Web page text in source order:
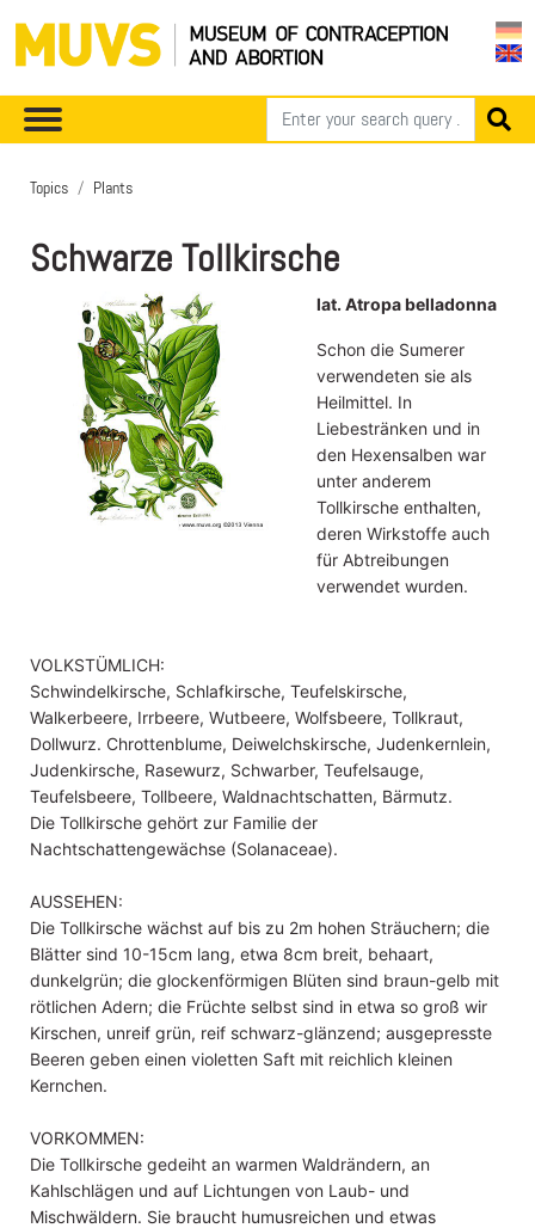
Topics Plants
Schwarze Tollkirsche
lat. Atropa belladonna
Schon die Sumerer
verwendeten sie als
Heilmittel. In
Liebestränken und in
den Hexensalben war
unter anderem
Tollkirsche enthalten,
deren Wirkstoffe auch
für Abtreibungen
verwendet wurden.
VOLKSTÜMLICH:
Schwindelkirsche, Schlafkirsche, Teufelskirsche,
Walkerbeere, Irrbeere, Wutbeere, Wolfsbeere, Tollkraut,
Dollwurz. Chrottenblume, Deiwelchskirsche, Judenkernlein,
Judenkirsche, Rasewurz, Schwarber, Teufelsauge,
Teufelsbeere, Tollbeere, Waldnachtschatten, Bärmutz.
Die Tollkirsche gehört zur Familie der
Nachtschattengewächse (Solanaceae).
AUSSEHEN:
Die Tollkirsche wächst auf bis zu 2m hohen Sträuchern; die
Blätter sind 10-15cm lang, etwa 8cm breit, behaart,
dunkelgrün; die glockenförmigen Blüten sind braun-gelb mit
rötlichen Adern; die Früchte selbst sind in etwa so groß wir
Kirschen, unreif grün, reif schwarz-glänzend; ausgepresste
Beeren geben einen violetten Saft mit reichlich kleinen
Kernchen.
VORKOMMEN:
Die Tollkirsche gedeiht an warmen Waldrändern, an
Kahlschlägen und auf Lichtungen von Laub- und
Mischwäldern. Sie braucht humusreichen und etwas